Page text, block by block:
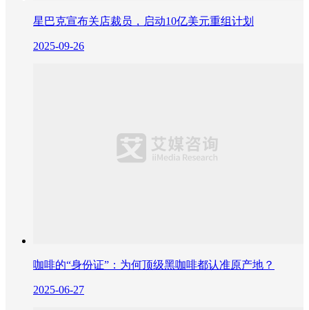
星巴克宣布关店裁员，启动10亿美元重组计划
2025-09-26
咖啡的“身份证”：为何顶级黑咖啡都认准原产地？
2025-06-27